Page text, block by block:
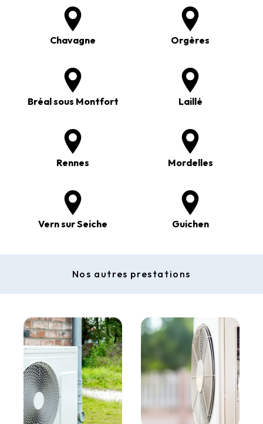
Chavagne Orgères
Bréal sous Montfort Laillé
Rennes Mordelles
Vern sur Seiche Guichen
Nos autres prestations